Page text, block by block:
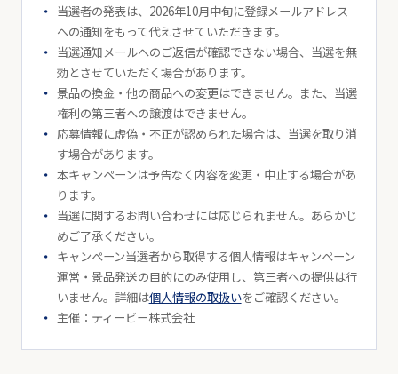
当選者の発表は、2026年10月中旬に登録メールアドレス
への通知をもって代えさせていただきます。
当選通知メールへのご返信が確認できない場合、当選を無
効とさせていただく場合があります。
景品の換金・他の商品への変更はできません。また、当選
権利の第三者への譲渡はできません。
応募情報に虚偽・不正が認められた場合は、当選を取り消
す場合があります。
本キャンペーンは予告なく内容を変更・中止する場合があ
ります。
当選に関するお問い合わせには応じられません。あらかじ
めご了承ください。
キャンペーン当選者から取得する個人情報はキャンペーン
運営・景品発送の目的にのみ使用し、第三者への提供は行
いません。詳細は個人情報の取扱いをご確認ください。
主催：ティービー株式会社